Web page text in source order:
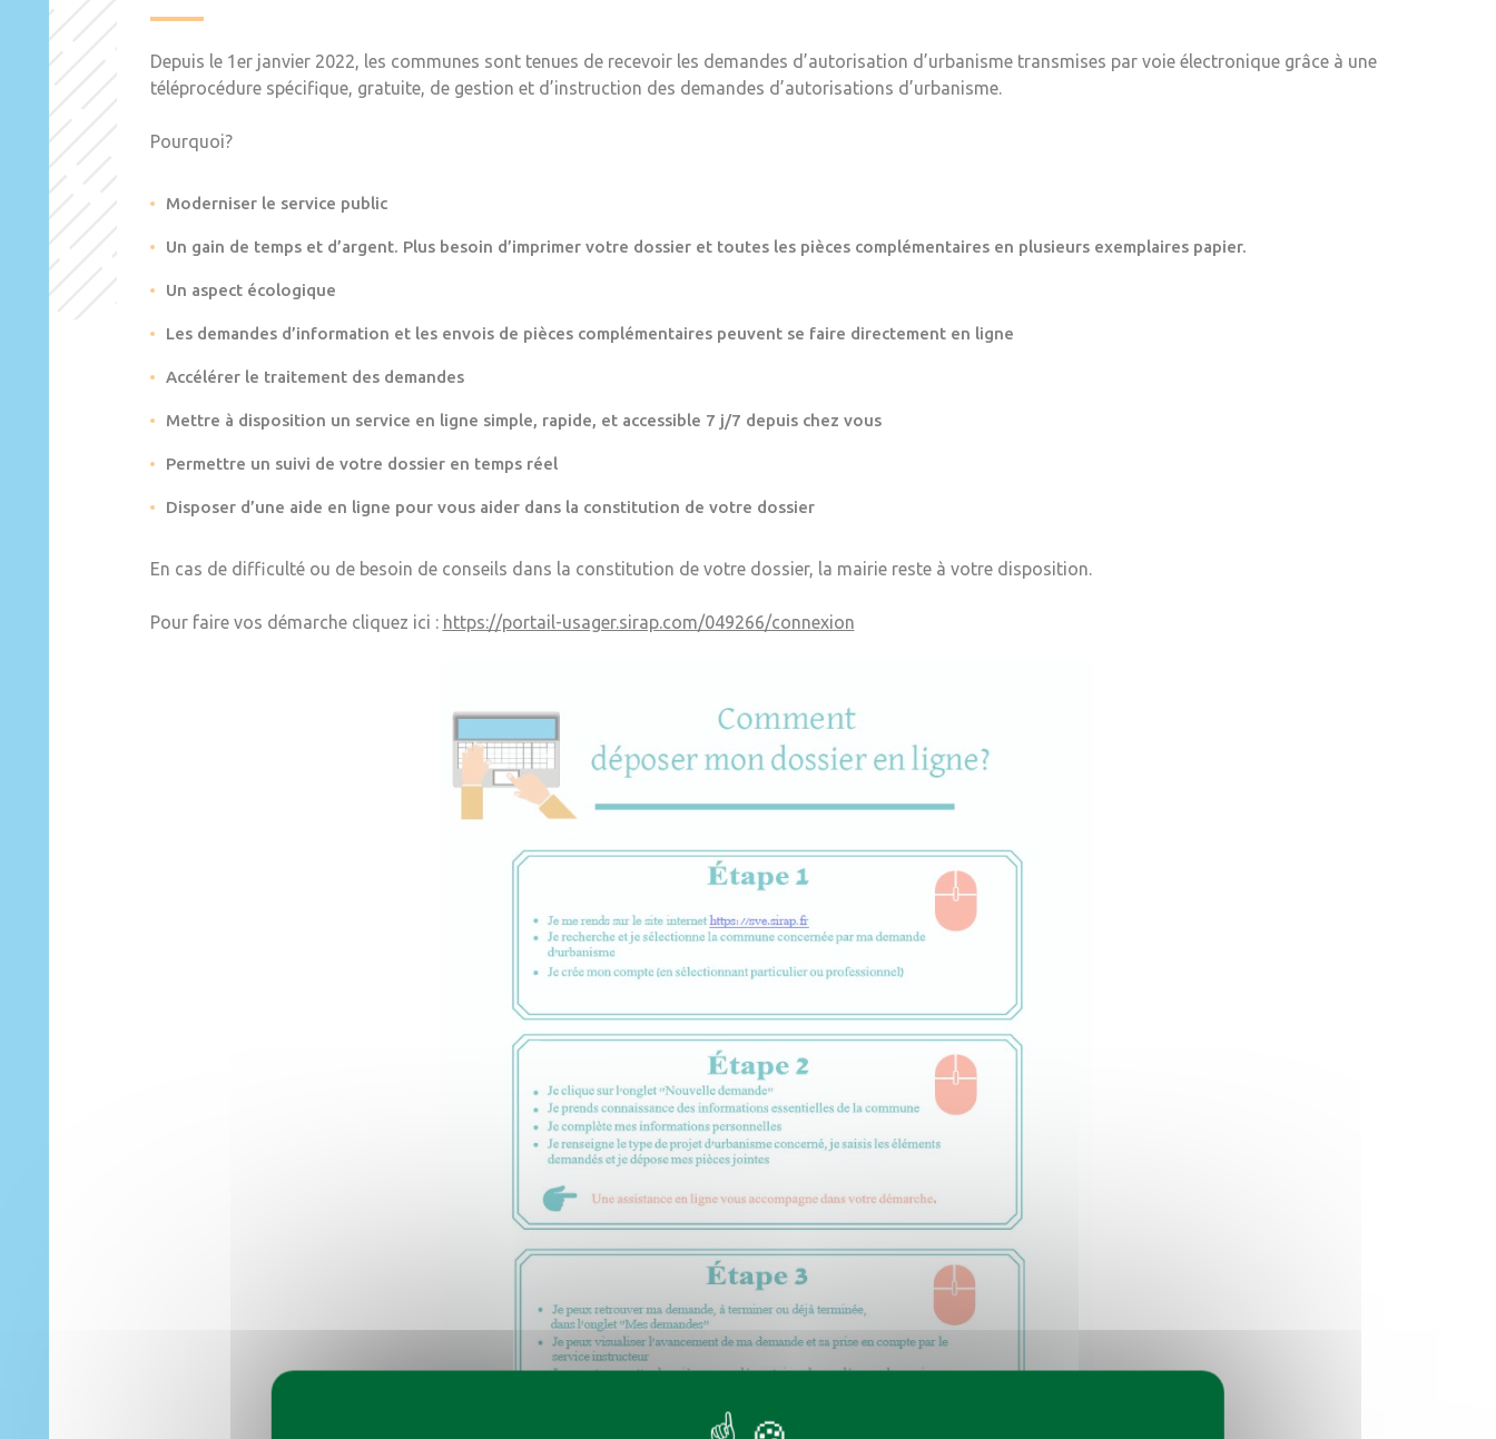
Depuis le 1er janvier 2022, les communes sont tenues de recevoir les demandes d’autorisation d’urbanisme transmises par voie électronique grâce à une
téléprocédure spécifique, gratuite, de gestion et d’instruction des demandes d’autorisations d’urbanisme.
Pourquoi?
Moderniser le service public
Un gain de temps et d’argent. Plus besoin d’imprimer votre dossier et toutes les pièces complémentaires en plusieurs exemplaires papier.
Un aspect écologique
Les demandes d’information et les envois de pièces complémentaires peuvent se faire directement en ligne
Accélérer le traitement des demandes
Mettre à disposition un service en ligne simple, rapide, et accessible 7 j/7 depuis chez vous
Permettre un suivi de votre dossier en temps réel
Disposer d’une aide en ligne pour vous aider dans la constitution de votre dossier
En cas de difficulté ou de besoin de conseils dans la constitution de votre dossier, la mairie reste à votre disposition.
Pour faire vos démarche cliquez ici : https://portail-usager.sirap.com/049266/connexion